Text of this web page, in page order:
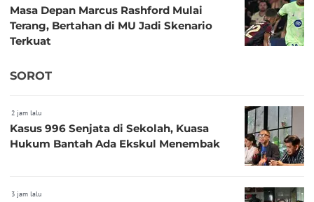
Masa Depan Marcus Rashford Mulai
Terang, Bertahan di MU Jadi Skenario
Terkuat
SOROT
2 jam lalu
Kasus 996 Senjata di Sekolah, Kuasa
Hukum Bantah Ada Ekskul Menembak
3 jam lalu